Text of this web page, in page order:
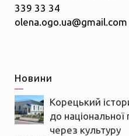
339 33 34
olena.ogo.ua@gmail.com
Новини
Корецький
до
через культуру